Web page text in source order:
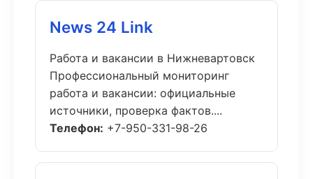
News 24 Link
Работа и вакансии в Нижневартовск
Профессиональный мониторинг
работа и вакансии: официальные
источники, проверка фактов....
Телефон: +7-950-331-98-26